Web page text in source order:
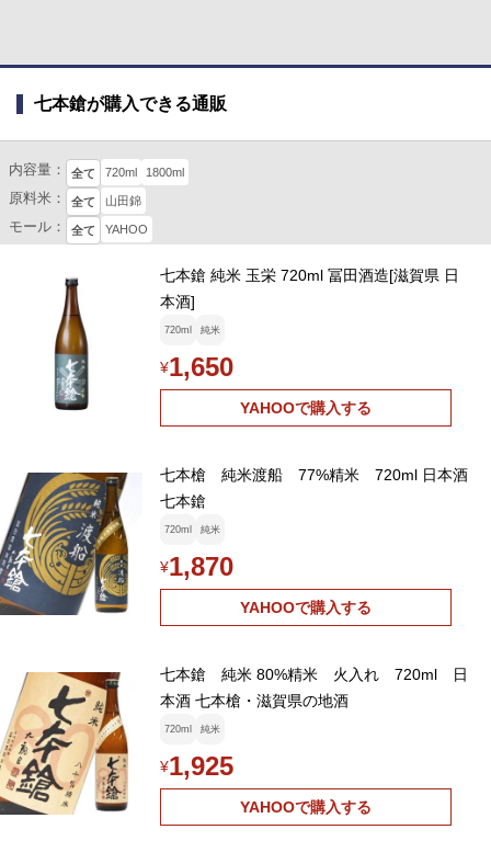
七本鎗が購入できる通販
内容量： 全て 720ml 1800ml
原料米： 全て 山田錦
モール： 全て YAHOO
七本鎗 純米 玉栄 720ml 冨田酒造[滋賀県 日
本酒]
720ml 純米
¥1,650
YAHOOで購入する
七本槍 純米渡船 77%精米 720ml 日本酒
七本鎗
720ml 純米
¥1,870
YAHOOで購入する
七本鎗 純米 80%精米 火入れ 720ml 日
本酒 七本槍・滋賀県の地酒
720ml 純米
¥1,925
YAHOOで購入する